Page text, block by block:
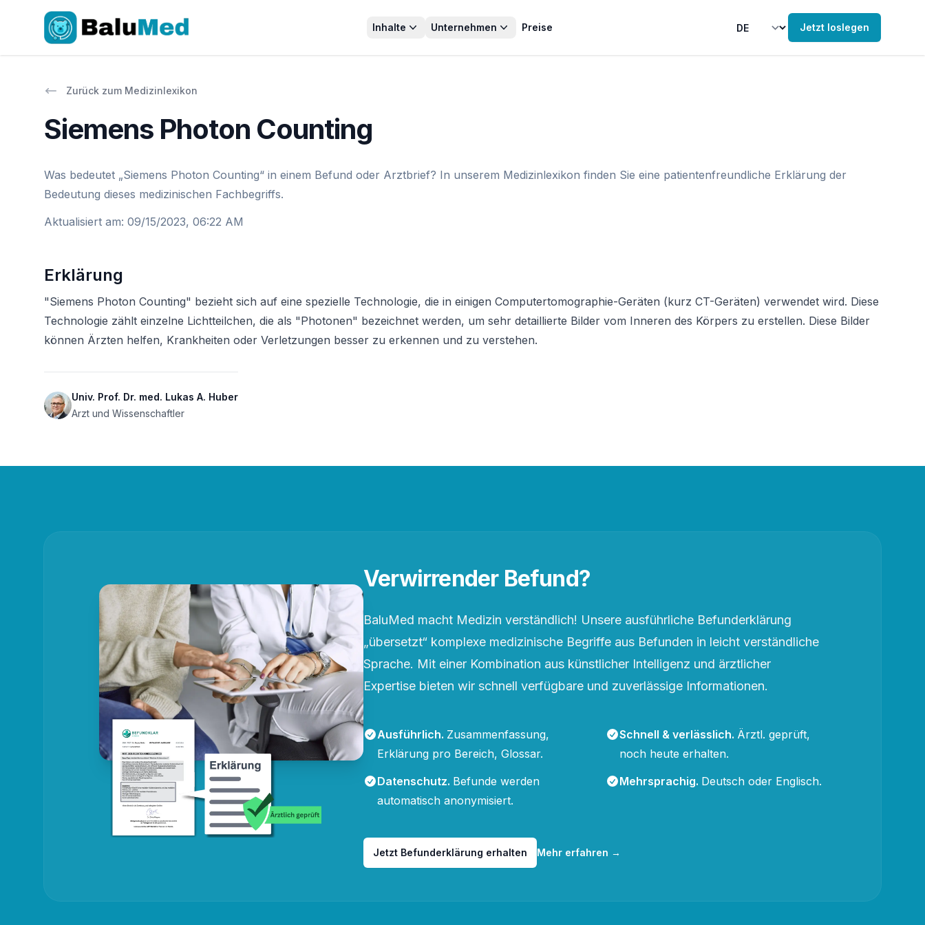
Inhalte Unternehmen Preise Jetzt loslegen
Zurück zum Medizinlexikon
Siemens Photon Counting
Was bedeutet „Siemens Photon Counting“ in einem Befund oder Arztbrief? In unserem Medizinlexikon finden Sie eine patientenfreundliche Erklärung der
Bedeutung dieses medizinischen Fachbegriffs.
Aktualisiert am: 09/15/2023, 06:22 AM
Erklärung
"Siemens Photon Counting" bezieht sich auf eine spezielle Technologie, die in einigen Computertomographie-Geräten (kurz CT-Geräten) verwendet wird. Diese
Technologie zählt einzelne Lichtteilchen, die als "Photonen" bezeichnet werden, um sehr detaillierte Bilder vom Inneren des Körpers zu erstellen. Diese Bilder
können Ärzten helfen, Krankheiten oder Verletzungen besser zu erkennen und zu verstehen.
Univ. Prof. Dr. med. Lukas A. Huber
Arzt und Wissenschaftler
Verwirrender Befund?
BaluMed macht Medizin verständlich! Unsere ausführliche Befunderklärung
„übersetzt“ komplexe medizinische Begriffe aus Befunden in leicht verständliche
Sprache. Mit einer Kombination aus künstlicher Intelligenz und ärztlicher
Expertise bieten wir schnell verfügbare und zuverlässige Informationen.
Ausführlich. Zusammenfassung,
Erklärung pro Bereich, Glossar.
Schnell & verlässlich. Ärztl. geprüft,
noch heute erhalten.
Datenschutz. Befunde werden
automatisch anonymisiert.
Mehrsprachig. Deutsch oder Englisch.
Jetzt Befunderklärung erhalten Mehr erfahren →